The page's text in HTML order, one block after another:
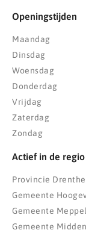
Openingstijden
Maandag
Dinsdag
Woensdag
Donderdag
Vrijdag
Zaterdag
Zondag
Actief in de regio
Provincie Drenthe
Gemeente
Gemeente Meppel
Gemeente